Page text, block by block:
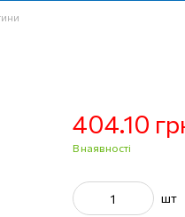
404.10
В наявності
шт